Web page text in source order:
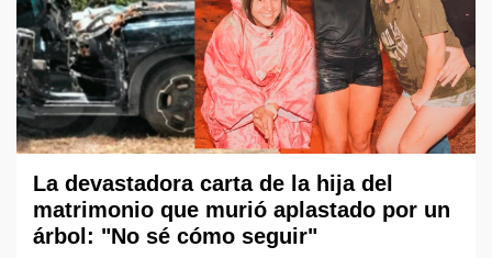
La devastadora carta de la hija del
matrimonio que murió aplastado por un
árbol: "No sé cómo seguir"